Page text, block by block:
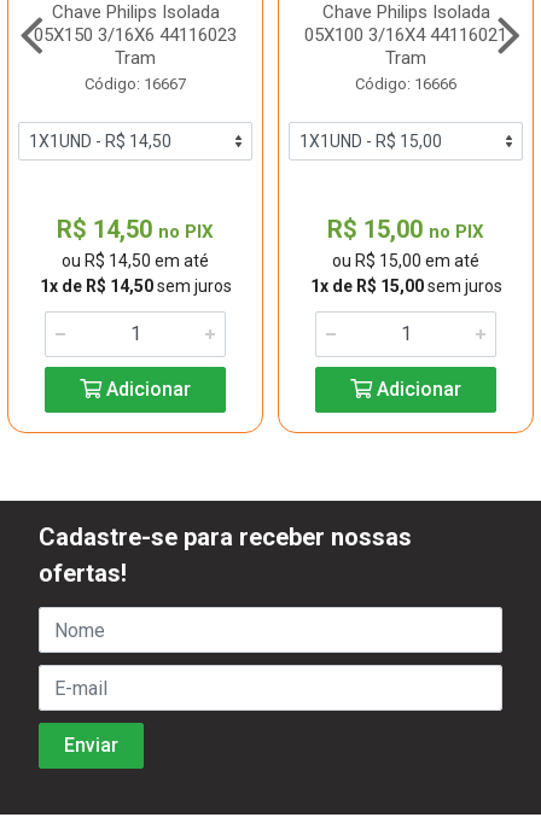
Chave Philips Isolada
05X150 3/16X6 44116023
Tram
Código: 16667
R$ 14,50 no PIX
ou R$ 14,50 em até
1x de R$ 14,50sem juros
Adicionar
Chave Philips Isolada
05X100 3/16X4 44116021
Tram
Código: 16666
R$ 15,00 no PIX
ou R$ 15,00 em até
1x de R$ 15,00sem juros
Adicionar
Cadastre-se para receber nossas
ofertas!